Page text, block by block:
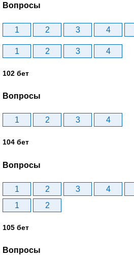
Вопросы
1 2 3 4
1 2 3 4
102 бет
Вопросы
1 2 3 4
104 бет
Вопросы
1 2 3 4
1
2
105 бет
Вопросы